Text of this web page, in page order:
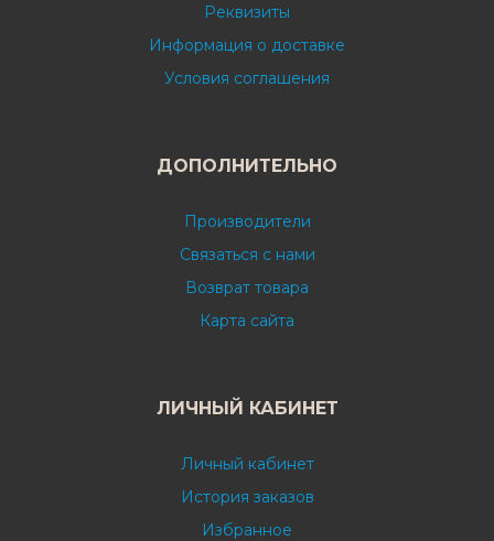
Реквизиты
Информация о доставке
Условия соглашения
ДОПОЛНИТЕЛЬНО
Производители
Связаться с нами
Возврат товара
Карта сайта
ЛИЧНЫЙ КАБИНЕТ
Личный кабинет
История заказов
Избранное